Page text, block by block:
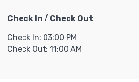
Check In / Check Out
Check In: 03:00 PM
Check Out: 11:00 AM